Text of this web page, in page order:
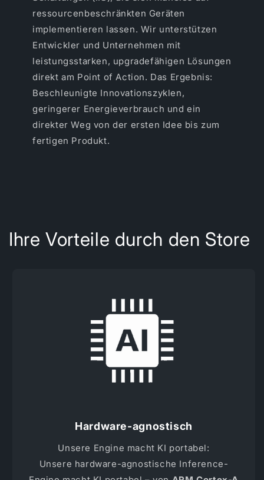
ressourcenbeschränkten Geräten
implementieren lassen. Wir unterstützen
Entwickler und Unternehmen mit
leistungsstarken, upgradefähigen Lösungen
direkt am Point of Action. Das Ergebnis:
Beschleunigte Innovationszyklen,
geringerer Energieverbrauch und ein
direkter Weg von der ersten Idee bis zum
fertigen Produkt.
Ihre Vorteile durch den Store
Hardware-agnostisch
Unsere Engine macht KI portabel:
Unsere hardware-agnostische Inference-